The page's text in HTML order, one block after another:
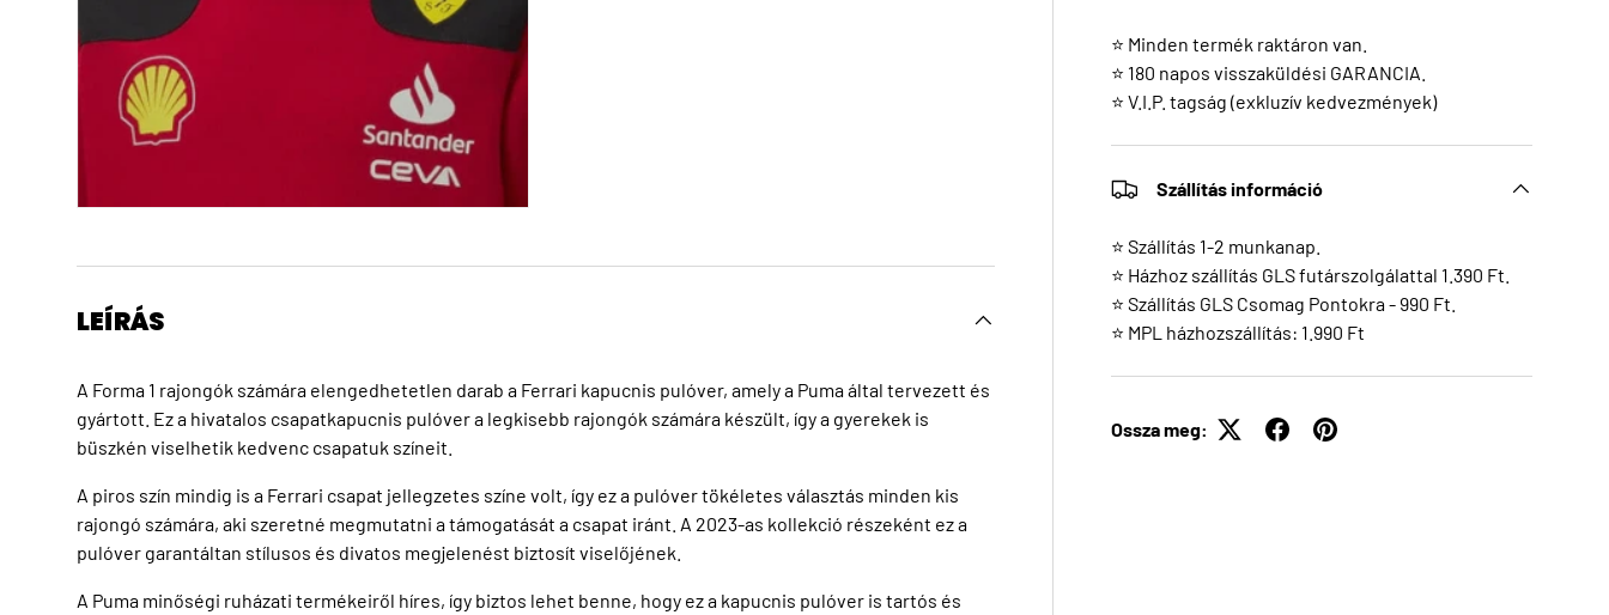
⭐ Minden termék raktáron van.
⭐ 180 napos visszaküldési GARANCIA.
⭐ V.I.P. tagság (exkluzív kedvezmények)
Szállítás információ
⭐ Szállítás 1-2 munkanap.
⭐ Házhoz szállítás GLS futárszolgálattal 1.390 Ft.
⭐ Szállítás GLS Csomag Pontokra - 990 Ft.
⭐ MPL házhozszállítás: 1.990 Ft
Ossza meg:
LEÍRÁS
A Forma 1 rajongók számára elengedhetetlen darab a Ferrari kapucnis pulóver, amely a Puma által tervezett és
gyártott. Ez a hivatalos csapatkapucnis pulóver a legkisebb rajongók számára készült, így a gyerekek is
büszkén viselhetik kedvenc csapatuk színeit.
A piros szín mindig is a Ferrari csapat jellegzetes színe volt, így ez a pulóver tökéletes választás minden kis
rajongó számára, aki szeretné megmutatni a támogatását a csapat iránt. A 2023-as kollekció részeként ez a
pulóver garantáltan stílusos és divatos megjelenést biztosít viselőjének.
A Puma minőségi ruházati termékeiről híres, így biztos lehet benne, hogy ez a kapucnis pulóver is tartós és